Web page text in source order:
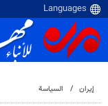
إيران السياسة